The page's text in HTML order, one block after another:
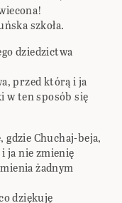
szkoła.
dziedzictwa
przed którą i ja
w ten sposób się
gdzie Chuchaj-beja,
ja nie zmienię
żadnym
dziękuję